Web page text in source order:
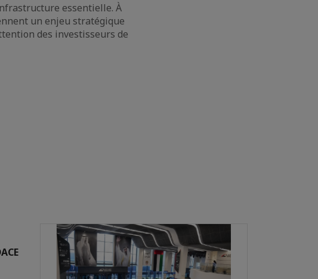
essentielle. À
un enjeu stratégique
des investisseurs de